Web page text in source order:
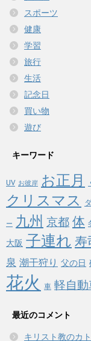
スポーツ
健康
学習
旅行
生活
記念日
買い物
遊び
キーワード
UV お彼岸 お正月
クリスマス
ー 九州 京都 体
大阪 子連れ 寿
泉 潮干狩り 父の日
花火 車 軽自
最近のコメント
キリスト教のカ